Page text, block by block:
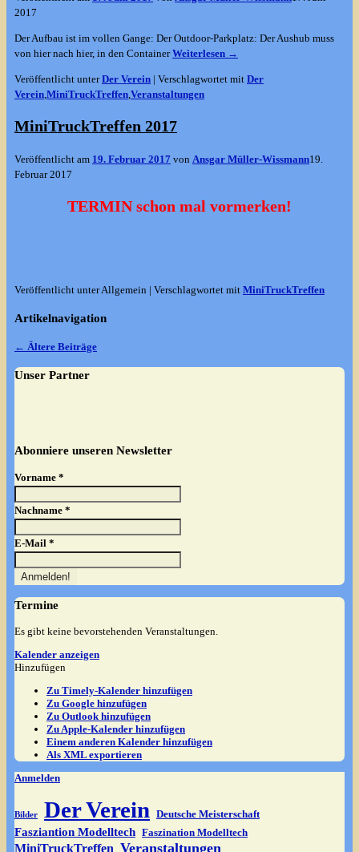
2017
Der Aufbau ist im vollen Gange: Der Outdoor-Parkplatz: Der Aushub muss
von hier nach hier, in den ContainerWeiterlesen →
Veröffentlicht unter Der Verein | Verschlagwortet mit Der
Verein,MiniTruckTreffen,Veranstaltungen
MiniTruckTreffen 2017
Veröffentlicht am 19. Februar 2017 von Ansgar Müller-Wissmann19.
Februar 2017
TERMIN schon mal vormerken!
Veröffentlicht unterAllgemein | Verschlagwortet mit MiniTruckTreffen
Artikelnavigation
← Ältere Beiträge
Unser Partner
Abonniere unseren Newsletter
Vorname *
Nachname *
E-Mail *
Termine
Es gibt keine bevorstehenden Veranstaltungen.
Kalender anzeigen
Hinzufügen
Zu Timely-Kalender hinzufügen
Zu Google hinzufügen
Zu Outlook hinzufügen
Zu Apple-Kalender hinzufügen
Einem anderen Kalender hinzufügen
Als XML exportieren
Anmelden
Bilder Der Verein Deutsche Meisterschaft
Fasziantion Modelltech Faszination Modelltech
MiniTruckTreffen Veranstaltungen